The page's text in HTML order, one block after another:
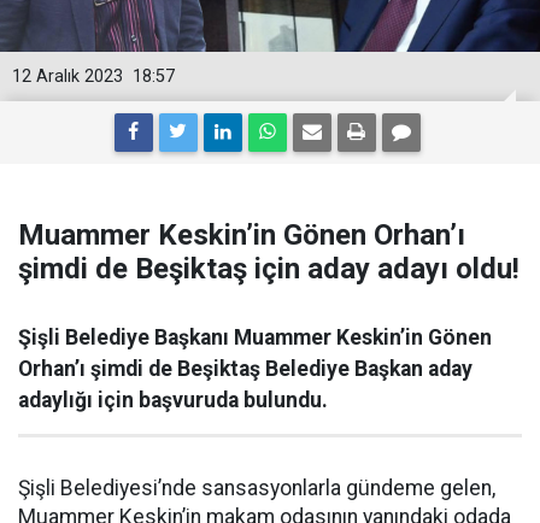
18:57
12 Aralık 2023
Muammer Keskin’in Gönen Orhan’ı
şimdi de Beşiktaş için aday adayı oldu!
Şişli Belediye Başkanı Muammer Keskin’in Gönen
Orhan’ı şimdi de Beşiktaş Belediye Başkan aday
adaylığı için başvuruda bulundu.
Şişli Belediyesi’nde sansasyonlarla gündeme gelen,
Muammer Keskin’in makam odasının yanındaki odada